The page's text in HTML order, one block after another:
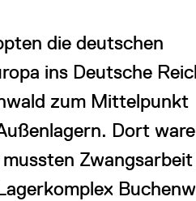
die deutschen
ins Deutsche
zum Mittelpunkt
Dort